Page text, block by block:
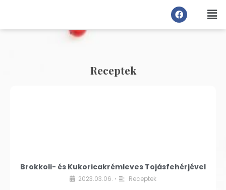
Receptek
Brokkoli- és Kukoricakrémleves Tojásfehérjével
2023.03.06. • Receptek